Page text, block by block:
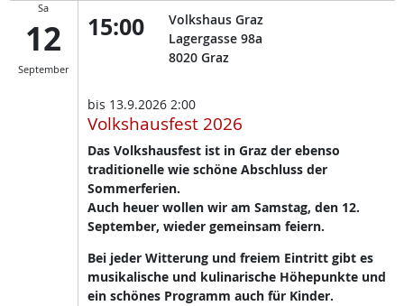
Sa
12
September
15:00
Volkshaus Graz
Lagergasse 98a
8020 Graz
bis 13.9.2026 2:00
Volkshausfest 2026
Das Volkshausfest ist in Graz der ebenso
traditionelle wie schöne Abschluss der
Sommerferien.
Auch heuer wollen wir am Samstag, den 12.
September, wieder gemeinsam feiern.
Bei jeder Witterung und freiem Eintritt gibt es
musikalische und kulinarische Höhepunkte und
ein schönes Programm auch für Kinder.